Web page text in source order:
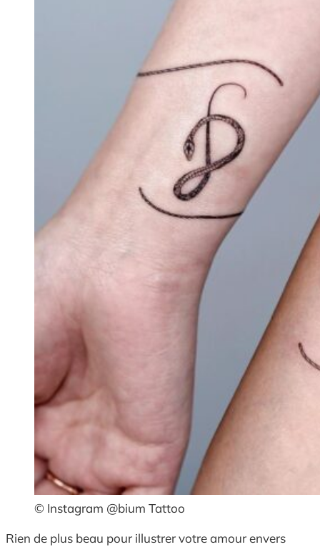
© Instagram @bium Tattoo
Rien de plus beau pour illustrer votre amour envers